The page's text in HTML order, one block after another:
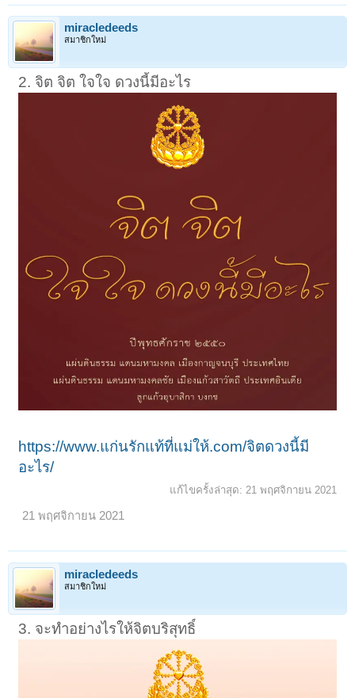
miracledeeds
สมาชิกใหม่
2. จิต จิต ใจใจ ดวงนี้มีอะไร
https://www.แก่นรักแท้ที่แม่ให้.com/จิตดวงนี้มี
อะไร/
แก้ไขครั้งล่าสุด: 21 พฤศจิกายน 2021
21 พฤศจิกายน 2021
miracledeeds
สมาชิกใหม่
3. จะทำอย่างไรให้จิตบริสุทธิ์